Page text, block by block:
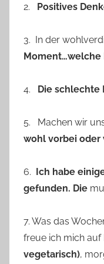
2. Positives
3. In der
Moment…welche
4. Die schlechte
5. Machen wir
wohl vorbei oder
6. Ich habe
gefunden. Die
7. Was das
freue ich mich auf
vegetarisch),